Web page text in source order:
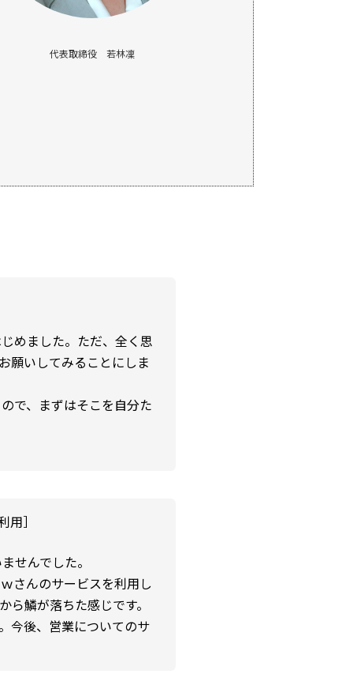
代表取締役 若林凜
めました。ただ、全く思
願いしてみることにしま
で、まずはそこを自分た
］
せんでした。
さんのサービスを利用し
鱗が落ちた感じです。
今後、営業についてのサ